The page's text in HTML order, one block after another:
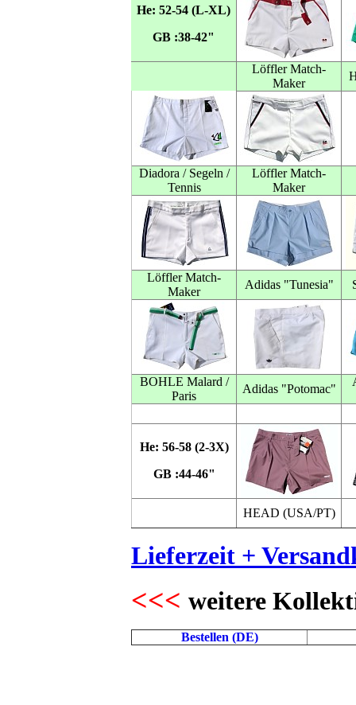
He: 52-54 (L-XL)
GB :38-42"
Löffler Match-
Maker
Diadora / Segeln /
Tennis
Löffler Match-
Maker
Löffler Match-
Maker
Adidas "Tunesia"
BOHLE Malard /
Paris
Adidas "Potomac"
He: 56-58 (2-3X)
GB :44-46"
HEAD (USA/PT)
Lieferzeit +
<<< weitere
Bestellen (DE)